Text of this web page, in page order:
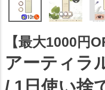
【最大1000円
アーティラ